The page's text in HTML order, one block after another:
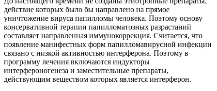
действие которых было бы направлено на прямое
уничтожение вируса папилломы человека. Поэтому основу
консервативной терапии папилломатозных разрастаний
составляет направленная иммунокоррекция. Считается, что
появление манифестных форм папилломавирусной инфекции
связано с низкой активностью интерферона. Поэтому в
программу лечения включаются индукторы
интерфероногенеза и заместительные препараты,
действующим веществом которых является интерферон.